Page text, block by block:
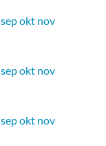
sepokt nov
sepokt nov
sepokt nov